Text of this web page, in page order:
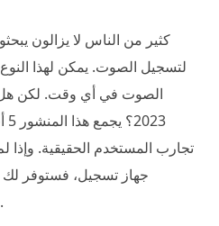
كثير من الناس لا يزالون
لتسجيل الصوت. يمكن لهذا
الصوت في أي وقت. لكن هل
تجارب المستخدم الحقيقية. وإذا
جهاز تسجيل، فستوفر لك
لمساعدتك في تسجيل صوتك.